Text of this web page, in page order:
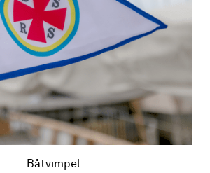
Båtvimpel